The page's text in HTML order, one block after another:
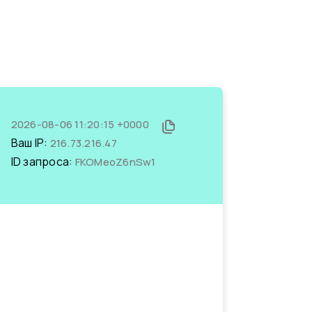
2026-08-06 11:20:15 +0000
Ваш IP: 216.73.216.47
ID запроса: FKOMeoZ6nSw1